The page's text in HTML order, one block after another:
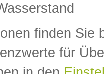
finden Sie
für